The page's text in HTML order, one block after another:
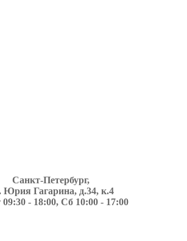
Санкт-Петербург,
Юрия Гагарина, д.34, к.4
- 18:00, Сб 10:00 - 17:00